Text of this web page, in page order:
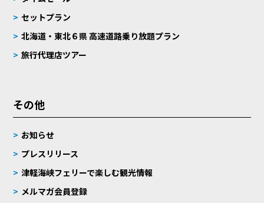
セットプラン
北海道・東北６県 高速道路乗り放題プラン
旅行代理店ツアー
その他
お知らせ
プレスリリース
津軽海峡フェリーで楽しむ観光情報
メルマガ会員登録